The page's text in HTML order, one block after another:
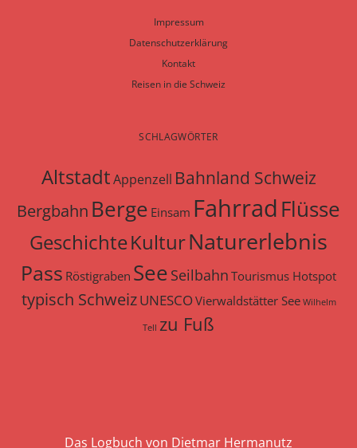
Impressum
Datenschutzerklärung
Kontakt
Reisen in die Schweiz
SCHLAGWÖRTER
AltstadtAppenzell Bahnland Schweiz
Bergbahn Berge Einsam FahrradFlüsse
GeschichteKulturNaturerlebnis
Pass Röstigraben See Seilbahn Tourismus Hotspot
typisch SchweizUNESCOVierwaldstätter See Wilhelm
Tell zu Fuß
Das Logbuch von Dietmar Hermanutz